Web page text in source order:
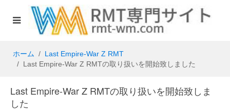
ホーム
Last Empire-War Z RMT
Last Empire-War Z RMTの取り扱いを開始致しました
Last Empire-War Z RMTの取り扱いを開始致しま
した